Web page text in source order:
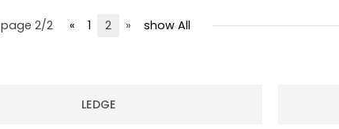
page 2/2 « 1 2 » show All
LEDGE